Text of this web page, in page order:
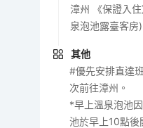
漳州 《保證入
泉泡池露臺客房)
其他
#優先安排直達
次前往漳州。
*早上溫泉泡池
池於早上10點後